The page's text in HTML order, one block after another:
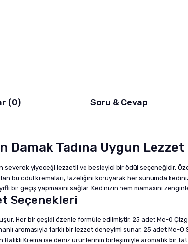
(0) Soru & Cevap
Damak Tadına Uygun
severek yiyeceği lezzetli ve besleyici bir ödül seçeneğidir.
bu ödül kremaları, tazeliğini koruyarak her sunumda
bir geçiş yapmasını sağlar. Kedinizin hem mamasını
Seçenekleri
Her bir çeşidi özenle formüle edilmiştir. 25 adet Me-O
aromasıyla farklı bir lezzet deneyimi sunar. 25 adet Me-
Krema ise deniz ürünlerinin birleşimiyle aromatik bir